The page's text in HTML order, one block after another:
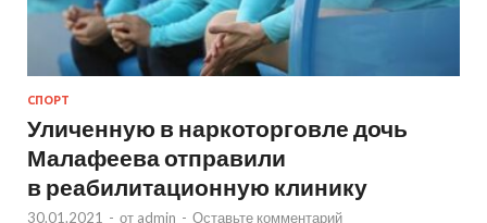
СПОРТ
Уличенную в наркоторговле дочь
Малафеева отправили
в реабилитационную клинику
30.01.2021 - от admin - Оставьте комментарий